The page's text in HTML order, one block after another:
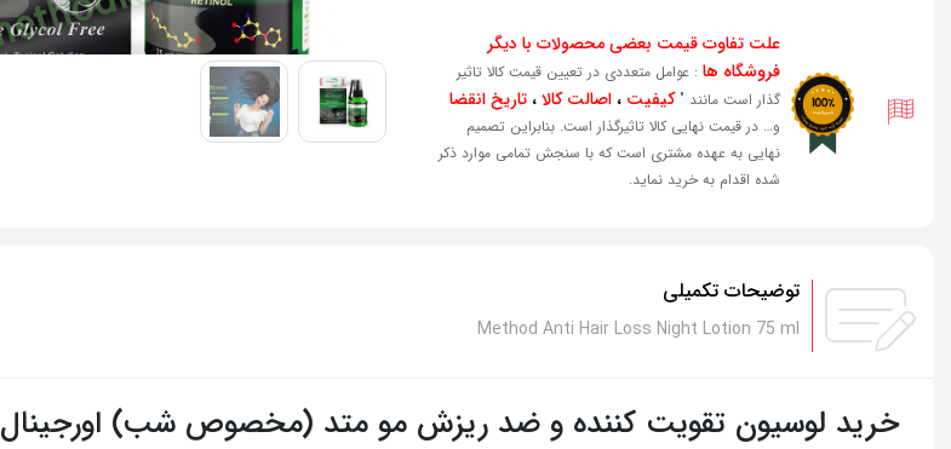
علت تفاوت قیمت بعضی محصولات با دیگر
فروشگاه ها : عوامل متعددی در تعیین قیمت کالا تاثیر
گذار است مانند "کیفیت ، اصالت کالا، تاریخ انقضا
و… در قیمت نهایی کالا تاثیرگذار است. بنابراین تصمیم
نهایی به عهده مشتری است که با سنجش تمامی موارد ذکر
شده اقدام به خرید نماید.
توضیحات تکمیلی
Method Anti Hair Loss Night Lotion 75 ml
خرید لوسیون تقویت کننده و ضد ریزش مو متد (مخصوص شب) اورجینال